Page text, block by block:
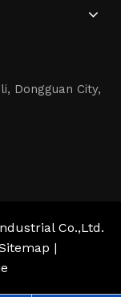
Dongguan City,
Co.,Ltd.
|